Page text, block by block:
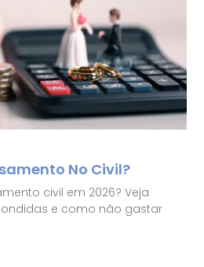
No Civil?
civil em 2026? Veja
e como não gastar